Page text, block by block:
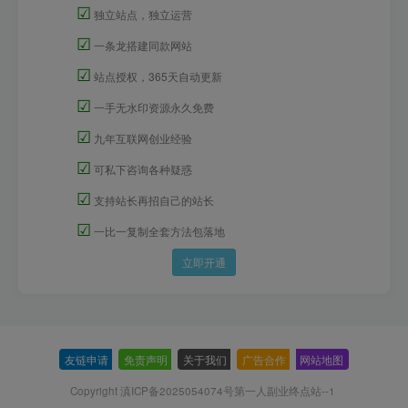
☑ 独立站点，独立运营
☑ 一条龙搭建同款网站
☑ 站点授权，365天自动更新
☑ 一手无水印资源永久免费
☑ 九年互联网创业经验
☑ 可私下咨询各种疑惑
☑ 支持站长再招自己的站长
☑ 一比一复制全套方法包落地
立即开通
友链申请 免责声明 关于我们 广告合作 网站地图
Copyright 滇ICP备2025054074号第一人副业终点站--1